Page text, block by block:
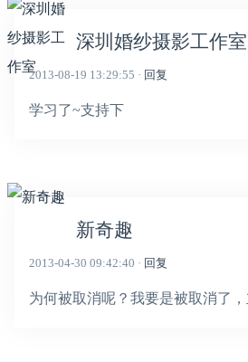
深圳婚纱摄影工作室
2013-08-19 13:29:55 · 回复
学习了~支持下
新奇趣
2013-04-30 09:42:40 · 回复
为何被取消呢？我要是被取消了